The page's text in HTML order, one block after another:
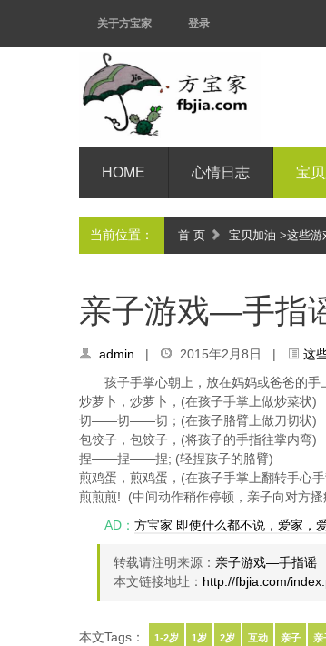
关于方宝家 登录
HOME 心情日志 宝
当前位置： 首 页 宝贝加油 >这些游
亲子游戏—手指
admin | 2015年2月8日 | 这
孩子手掌心朝上，放在妈妈或爸爸的手
炒萝卜，炒萝卜，(在孩子手掌上做炒菜状)
切——切——切；(在孩子胳臂上做刀切状)
包饺子，包饺子，(将孩子的手指往掌内弯)
捏——捏——捏; (轻捏孩子的胳臂)
煎鸡蛋，煎鸡蛋，(在孩子手掌上翻转手心
煎煎煎! (中间动作稍作停顿，亲子向对方搔
AD： 方宝家 即使什么都不说，爱家，
转载请注明来源： 亲子游戏—手指谣
本文链接地址： http://fbjia.com/
本文Tags： 1-2岁 1岁 2岁 互动 亲子 亲